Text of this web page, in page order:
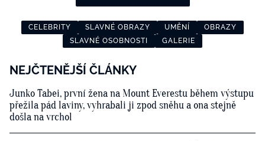
CELEBRITY SLAVNÉ OBRAZY UMĚNÍ
OBRAZY
SLAVNÉ OSOBNOSTI
GALERIE
NEJČTENĚJŠÍ ČLÁNKY
Junko Tabei, první žena na Mount Everestu během výstupu
přežila pád laviny, vyhrabali ji zpod sněhu a ona stejně
došla na vrchol